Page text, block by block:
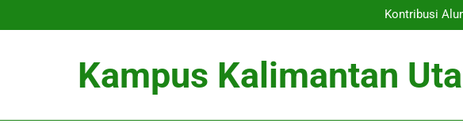
Kontribusi
Mengembangkan
Kontribusi
Mengembangkan
Kampus Kalimantan